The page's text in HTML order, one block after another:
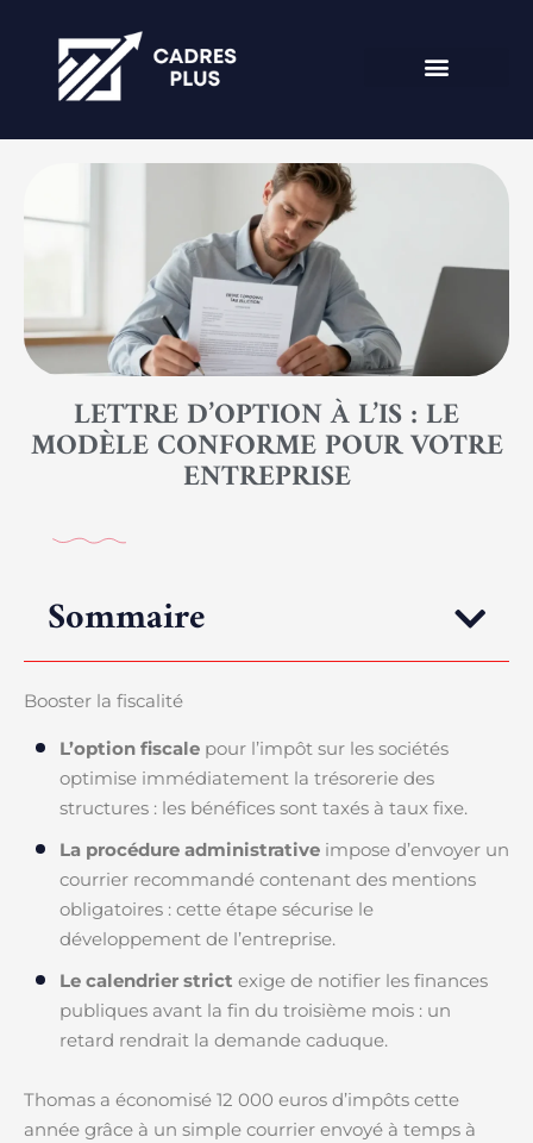
LETTRE D’OPTION À L’IS : LE
MODÈLE CONFORME POUR VOTRE
ENTREPRISE
Sommaire
Booster la fiscalité
L’option fiscale pour l’impôt sur les sociétés
optimise immédiatement la trésorerie des
structures : les bénéfices sont taxés à taux fixe.
La procédure administrative impose d’envoyer un
courrier recommandé contenant des mentions
obligatoires : cette étape sécurise le
développement de l’entreprise.
Le calendrier strict exige de notifier les finances
publiques avant la fin du troisième mois : un
retard rendrait la demande caduque.
Thomas a économisé 12 000 euros d’impôts cette
année grâce à un simple courrier envoyé à temps à